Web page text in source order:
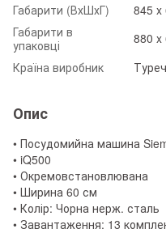
Габарити (ВхШхГ)
845 x
Габарити в
упаковці
880 x
Країна виробник
Опис
• Посудомийна машина
• iQ500
• Окремовстановлювана
• Ширина 60 см
• Колір: Чорна нерж. сталь
• Завантаження: 13